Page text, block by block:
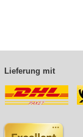
Lieferung mit